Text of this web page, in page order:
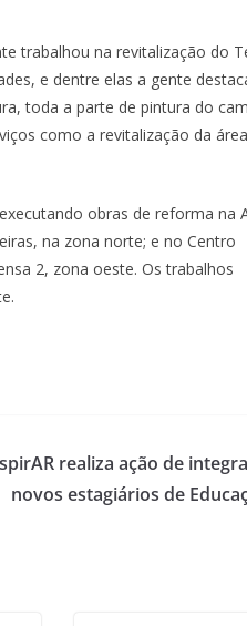
trabalhou na revitalização do
e dentre elas a gente
toda a parte de pintura do
como a revitalização da
obras de reforma na
na zona norte; e no Centro
2, zona oeste. Os trabalhos
realiza ação de
novos estagiários de